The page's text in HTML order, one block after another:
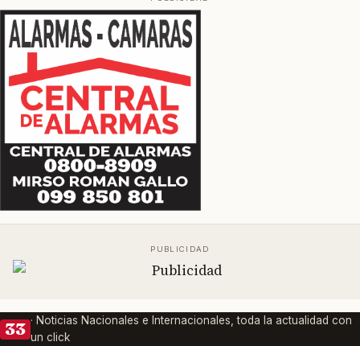
33 · Noticias Nacionales e Internacionales, toda la actualidad con
un click